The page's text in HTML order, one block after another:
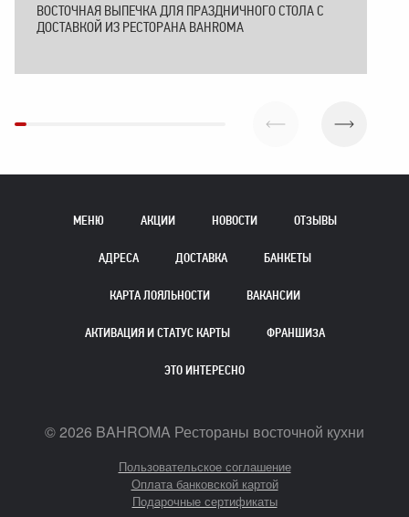
ВОСТОЧНАЯ ВЫПЕЧКА ДЛЯ ПРАЗДНИЧНОГО СТОЛА С
ДОСТАВКОЙ ИЗ РЕСТОРАНА BAHROMA
МЕНЮ АКЦИИ НОВОСТИ ОТЗЫВЫ
АДРЕСА ДОСТАВКА БАНКЕТЫ
КАРТА ЛОЯЛЬНОСТИ ВАКАНСИИ
АКТИВАЦИЯ И СТАТУС КАРТЫ ФРАНШИЗА
ЭТО ИНТЕРЕСНО
©2026 BAHROMA Рестораны восточной кухни
Пользовательское соглашение
Оплата банковской картой
Подарочные сертификаты